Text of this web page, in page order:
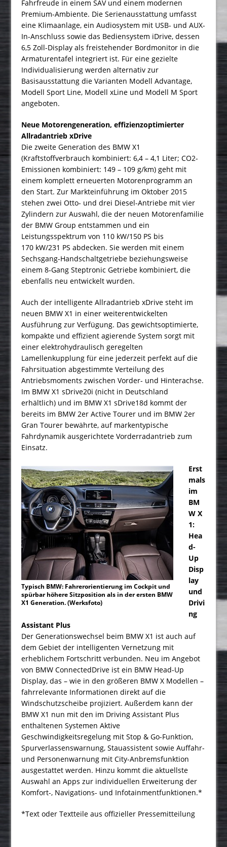
Fahrfreude in einem SAV und einem modernen
Premium-Ambiente. Die Serienausstattung umfasst
eine Klimaanlage, ein Audiosystem mit USB- und AUX-
In-Anschluss sowie das Bediensystem iDrive, dessen
6,5 Zoll-Display als freistehender Bordmonitor in die
Armaturentafel integriert ist. Für eine gezielte
Individualisierung werden alternativ zur
Basisausstattung die Varianten Modell Advantage,
Modell Sport Line, Modell xLine und Modell M Sport
angeboten.
Neue Motorengeneration, effizienzoptimierter
Allradantrieb xDrive
Die zweite Generation des BMW X1
(Kraftstoffverbrauch kombiniert: 6,4 – 4,1 Liter; CO2-
Emissionen kombiniert: 149 – 109 g/km) geht mit
einem komplett erneuerten Motorenprogramm an
den Start. Zur Markteinführung im Oktober 2015
stehen zwei Otto- und drei Diesel-Antriebe mit vier
Zylindern zur Auswahl, die der neuen Motorenfamilie
der BMW Group entstammen und ein
Leistungsspektrum von 110 kW/150 PS bis
170 kW/231 PS abdecken. Sie werden mit einem
Sechsgang-Handschaltgetriebe beziehungsweise
einem 8‑Gang Steptronic Getriebe kombiniert, die
ebenfalls neu entwickelt wurden.
Auch der intelligente Allradantrieb xDrive steht im
neuen BMW X1 in einer weiterentwickelten
Ausführung zur Verfügung. Das gewichtsoptimierte,
kompakte und effizient agierende System sorgt mit
einer elektrohydraulisch geregelten
Lamellenkupplung für eine jederzeit perfekt auf die
Fahrsituation abgestimmte Verteilung des
Antriebsmoments zwischen Vorder- und Hinterachse.
Im BMW X1 sDrive20i (nicht in Deutschland
erhältlich) und im BMW X1 sDrive18d kommt der
bereits im BMW 2er Active Tourer und im BMW 2er
Gran Tourer bewährte, auf markentypische
Fahrdynamik ausgerichtete Vorderradantrieb zum
Einsatz.
Typisch BMW: Fahrerorientierung im Cockpit und
spürbar höhere Sitzposition als in der ersten BMW
X1 Generation. (Werksfoto)
Erst
mals
im
BM
W X
1:
Hea
d-
Up
Disp
lay
und
Drivi
ng
Assistant Plus
Der Generationswechsel beim BMW X1 ist auch auf
dem Gebiet der intelligenten Vernetzung mit
erheblichem Fortschritt verbunden. Neu im Angebot
von BMW ConnectedDrive ist ein BMW Head-Up
Display, das – wie in den größeren BMW X Modellen –
fahrrelevante Informationen direkt auf die
Windschutzscheibe projiziert. Außerdem kann der
BMW X1 nun mit den im Driving Assistant Plus
enthaltenen Systemen Aktive
Geschwindigkeitsregelung mit Stop & Go-Funktion,
Spurverlassenswarnung, Stauassistent sowie Auffahr-
und Personenwarnung mit City-Anbremsfunktion
ausgestattet werden. Hinzu kommt die aktuellste
Auswahl an Apps zur individuellen Erweiterung der
Komfort-, Navigations- und Infotainmentfunktionen.*
*Text oder Textteile aus offizieller Pressemitteilung